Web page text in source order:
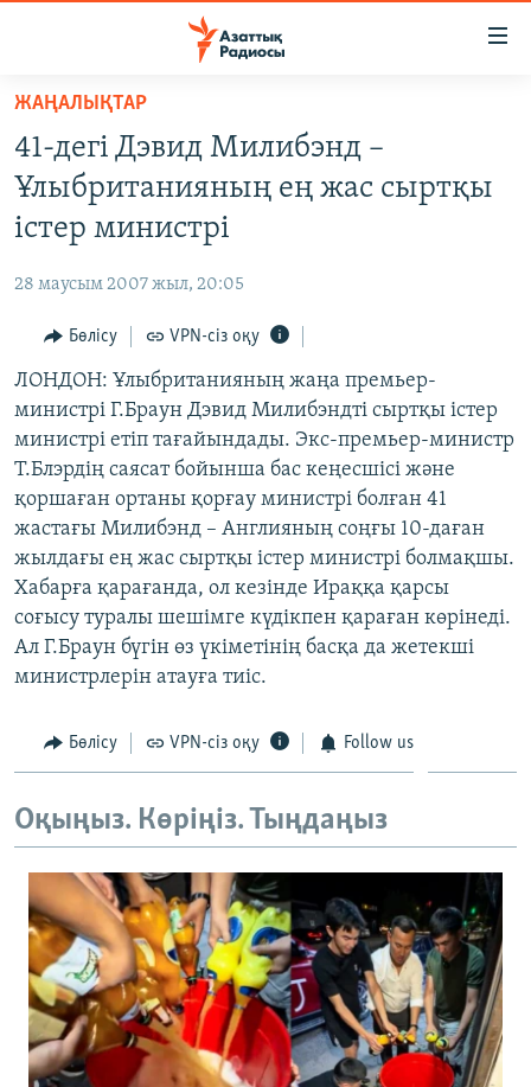
Skip
main
content
Skip
to
main
Navigation
Search
САЯСАТ
AZATTYQTV
АДАМ ҚҰҚЫҚТАРЫ
ӘЛЕУМЕТ
ӘЛЕМ
АРНАЙЫ ЖОБАЛАР
Русский
ЖАЗЫЛЫҢЫЗ
Басқа тілдерде
ЖАҢАЛЫҚТАР
41-дегі Дэвид Милибэнд –
Ұлыбританияның ең жас сыртқы
істер министрі
28 маусым 2007 жыл, 20:05
Бөлісу VPN-сіз оқу
ЛОНДОН: Ұлыбританияның жаңа премьер-
министрі Г.Браун Дэвид Милибэндті сыртқы істер
министрі етіп тағайындады. Экс-премьер-министр
Т.Блэрдің саясат бойынша бас кеңесшісі және
қоршаған ортаны қорғау министрі болған 41
жастағы Милибэнд – Англияның соңғы 10-даған
жылдағы ең жас сыртқы істер министрі болмақшы.
Хабарға қарағанда, ол кезінде Ираққа қарсы
соғысу туралы шешімге күдікпен қараған көрінеді.
Ал Г.Браун бүгін өз үкіметінің басқа да жетекші
министрлерін атауға тиіс.
Бөлісу VPN-сіз оқу Follow us
Оқыңыз. Көріңіз. Тыңдаңыз